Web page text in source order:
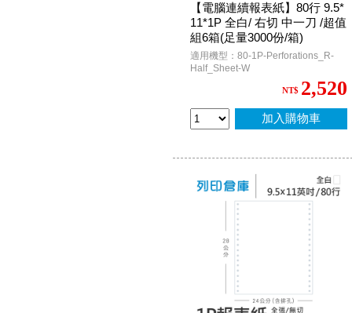
【電腦連續報表紙】80行 9.5*
11*1P 全白/ 右切 中一刀 /超值
組6箱(足量3000份/箱)
適用機型：80-1P-Perforations_R-
Half_Sheet-W
NT$ 2,520
加入購物車